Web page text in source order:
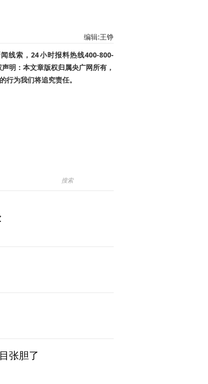
编辑:王铮
线索，24小时报料热线400-800-
明：本文章版权归属央广网所有，
为我们将追究责任。
张胆了